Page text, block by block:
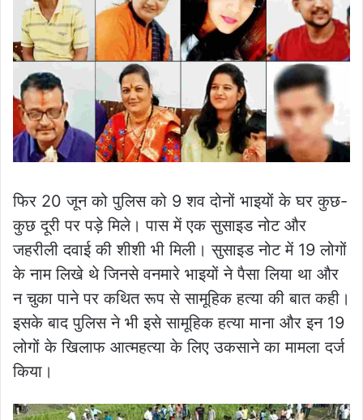
फिर 20 जून को पुलिस को 9 शव दोनों भाइयों के घर कुछ-
कुछ दूरी पर पड़े मिले। पास में एक सुसाइड नोट और
जहरीली दवाई की शीशी भी मिली। सुसाइड नोट में 19 लोगों
के नाम लिखे थे जिनसे वनमारे भाइयों ने पैसा लिया था और
न चुका पाने पर कथित रूप से सामूहिक हत्या की बात कही।
इसके बाद पुलिस ने भी इसे सामूहिक हत्या माना और इन 19
लोगों के खिलाफ आत्महत्या के लिए उकसाने का मामला दर्ज
किया।